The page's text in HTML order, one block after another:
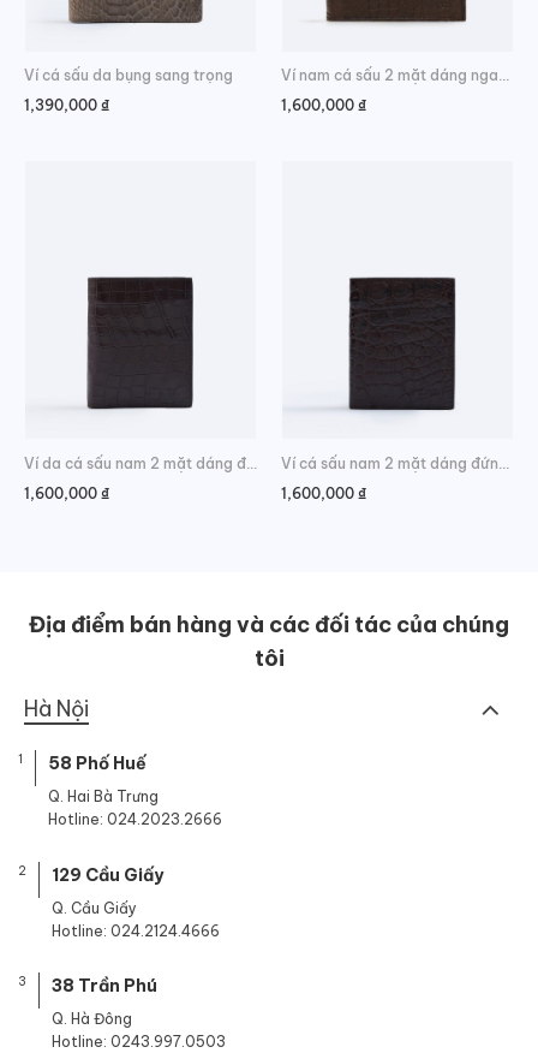
Ví cá sấu da bụng sang trọng
1,390,000 ₫
Ví nam cá sấu 2 mặt dáng ngang da hông cao cấp
1,600,000 ₫
Ví da cá sấu nam 2 mặt dáng đứng da bụng cao cấp
1,600,000 ₫
1,600,000 ₫
Địa điểm bán hàng và các đối tác của chúng
tôi
Hà Nội
1 58 Phố Huế
Q. Hai Bà Trưng
Hotline: 024.2023.2666
2 129 Cầu Giấy
Q. Cầu Giấy
Hotline: 024.2124.4666
3 38 Trần Phú
Q. Hà Đông
Hotline: 0243.997.0503